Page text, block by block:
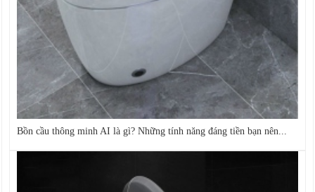
Bồn cầu thông minh AI là gì? Những tính năng đáng tiền bạn nên...